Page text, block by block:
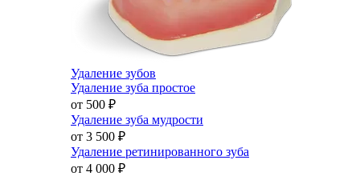
Удаление зубов
Удаление зуба простое
от 500 ₽
Удаление зуба мудрости
от 3 500 ₽
Удаление ретинированного зуба
от 4 000 ₽